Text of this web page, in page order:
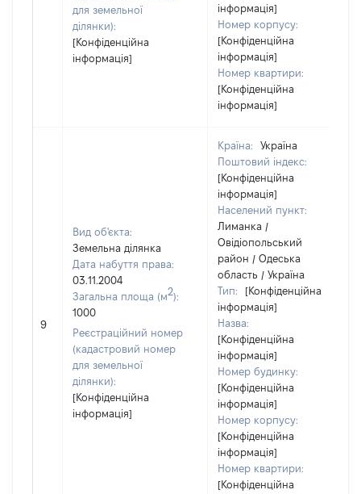
для земельної
ділянки):
[Конфіденційна
інформація]
інформація]
Номер корпусу:
[Конфіденційна
інформація]
Номер квартири:
[Конфіденційна
інформація]
9
Вид об'єкта:
Земельна ділянка
Дата набуття права:
03.11.2004
Загальна площа (м2):
1000
Реєстраційний номер
(кадастровий номер
для земельної
ділянки):
[Конфіденційна
інформація]
Країна:
Україна
Поштовий індекс:
[Конфіденційна
інформація]
Населений пункт:
Лиманка /
Овідіопольський
район / Одеська
область / Україна
Тип:
[Конфіденційна
інформація]
Назва:
[Конфіденційна
інформація]
Номер будинку:
[Конфіденційна
інформація]
Номер корпусу:
[Конфіденційна
інформація]
Номер квартири:
[Конфіденційна